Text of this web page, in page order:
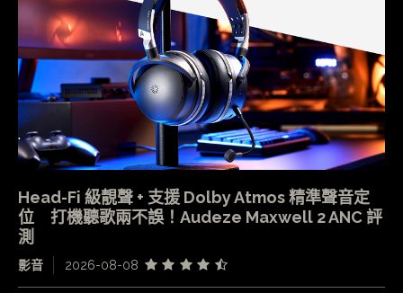
Head-Fi 級靚聲 + 支援 Dolby Atmos 精準聲音定
位 打機聽歌兩不誤！Audeze Maxwell 2 ANC 評
測
影音 2026-08-08